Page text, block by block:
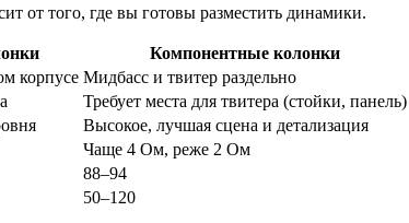
от того, где вы готовы разместить динамики.
Компонентные колонки
корпусе Мидбасс и твитер раздельно
Требует места для твитера (стойки, панель)
Высокое, лучшая сцена и детализация
Чаще 4 Ом, реже 2 Ом
88–94
50–120